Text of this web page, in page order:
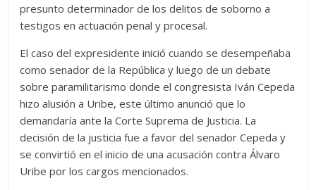
presunto determinador de los delitos de soborno a
testigos en actuación penal y procesal.
El caso del expresidente inició cuando se desempeñaba
como senador de la República y luego de un debate
sobre paramilitarismo donde el congresista Iván Cepeda
hizo alusión a Uribe, este último anunció que lo
demandaría ante la Corte Suprema de Justicia. La
decisión de la justicia fue a favor del senador Cepeda y
se convirtió en el inicio de una acusación contra Álvaro
Uribe por los cargos mencionados.